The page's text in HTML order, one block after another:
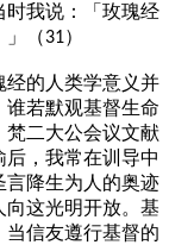
时我说：「玫瑰经
」（31）
经的人类学意义并
若默观基督生命
梵二大公会议文献
，我常在训导中
言降生为人的奥迹
向这光明开放。基
当信友遵行基督的